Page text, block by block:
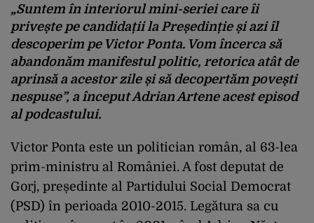
„Suntem în interiorul mini-seriei care îi
privește pe candidații la Președinție și azi îl
descoperim pe Victor Ponta. Vom încerca să
abandonăm manifestul politic, retorica atât de
aprinsă a acestor zile și să decopertăm povești
nespuse”, a început Adrian Artene acest episod
al podcastului.
Victor Ponta este un politician român, al 63-lea
prim-ministru al României. A fost deputat de
Gorj, președinte al Partidului Social Democrat
(PSD) în perioada 2010-2015. Legătura sa cu